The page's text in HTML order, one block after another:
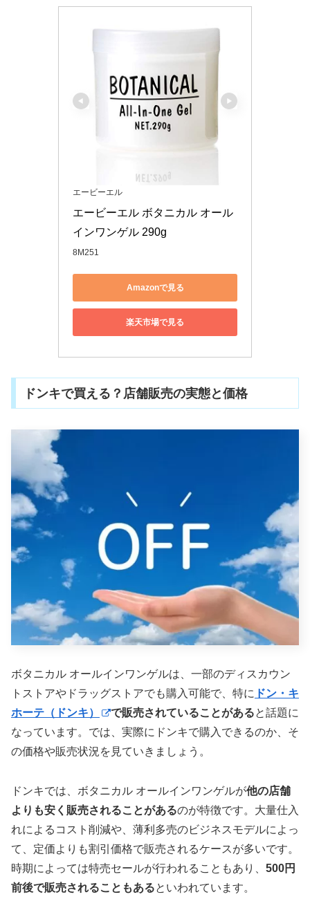
エービーエル
エービーエル ボタニカル オール
インワンゲル 290g
8M251
Amazonで見る
楽天市場で見る
ドンキで買える？店舗販売の実態と価格
ボタニカル オールインワンゲルは、一部のディスカウン
トストアやドラッグストアでも購入可能で、特に ドン・キ
ホーテ（ドンキ）
で販売されていることがあると話題に
なっています。では、実際にドンキで購入できるのか、そ
の価格や販売状況を見ていきましょう。
ドンキでは、ボタニカル オールインワンゲルが他の店舗
よりも安く販売されることがあるのが特徴です。大量仕入
れによるコスト削減や、薄利多売のビジネスモデルによっ
て、定価よりも割引価格で販売されるケースが多いです。
時期によっては特売セールが行われることもあり、 500円
前後で販売されることもあるといわれています。